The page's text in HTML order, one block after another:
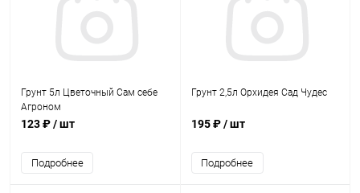
Грунт 5л Цветочный Сам себе
Агроном
123 ₽/ шт
Подробнее
Грунт 2,5л Орхидея Сад Чудес
195 ₽/ шт
Подробнее